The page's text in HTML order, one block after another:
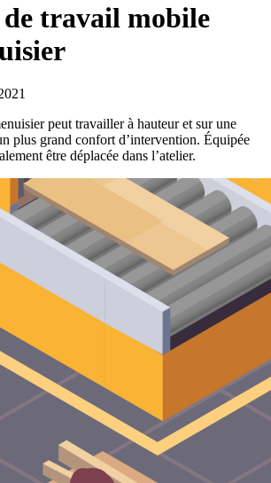
travail mobile
peut travailler à hauteur et sur une
plus grand confort d’intervention. Équipée
être déplacée dans l’atelier.